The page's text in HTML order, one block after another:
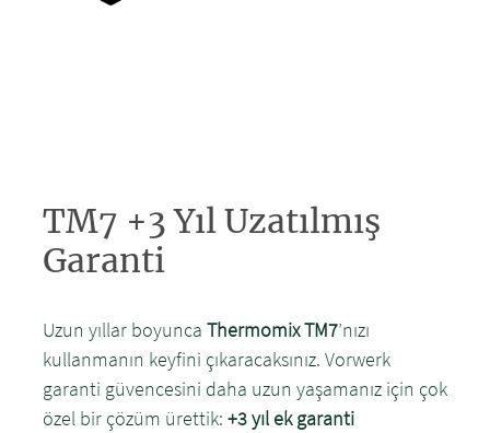
TM7 +3 Yıl Uzatılmış
Garanti
Uzun yıllar boyunca Thermomix TM7’nızı
kullanmanın keyfini çıkaracaksınız. Vorwerk
garanti güvencesini daha uzun yaşamanız için çok
özel bir çözüm ürettik: +3 yıl ek garanti